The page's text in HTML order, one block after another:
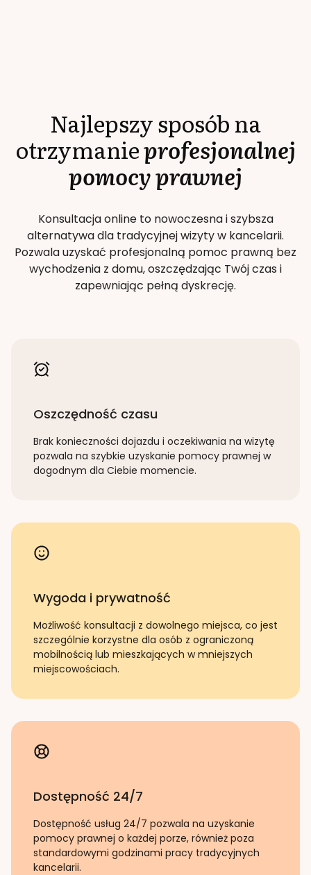
Najlepszy sposób na
otrzymanieprofesjonalnej
pomocy prawnej
Konsultacja online to nowoczesna i szybsza
alternatywa dla tradycyjnej wizyty w kancelarii.
Pozwala uzyskać profesjonalną pomoc prawną bez
wychodzenia z domu, oszczędzając Twój czas i
zapewniając pełną dyskrecję.
Oszczędność czasu
Brak konieczności dojazdu i oczekiwania na wizytę
pozwala na szybkie uzyskanie pomocy prawnej w
dogodnym dla Ciebie momencie.
Wygoda i prywatność
Możliwość konsultacji z dowolnego miejsca, co jest
szczególnie korzystne dla osób z ograniczoną
mobilnością lub mieszkających w mniejszych
miejscowościach.
Dostępność 24/7
Dostępność usług 24/7 pozwala na uzyskanie
pomocy prawnej o każdej porze, również poza
standardowymi godzinami pracy tradycyjnych
kancelarii.